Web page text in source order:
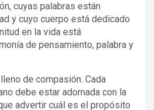
cuyas palabras están
y cuyo cuerpo está dedicado
en la vida está
de pensamiento, palabra y
de compasión. Cada
debe estar adornada con la
advertir cuál es el propósito